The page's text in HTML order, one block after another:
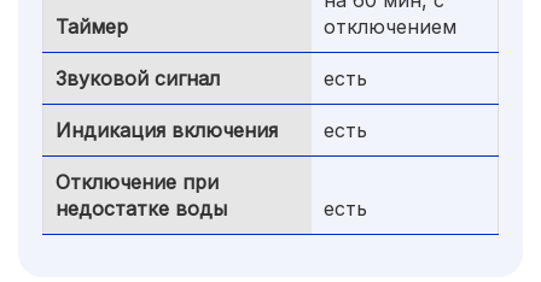
Таймер
отключением
Звуковой сигнал есть
Индикация включения есть
Отключение при
недостатке воды
есть